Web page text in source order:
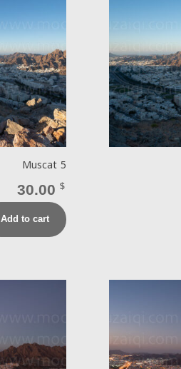
Muscat 5
30.00$
Add to cart